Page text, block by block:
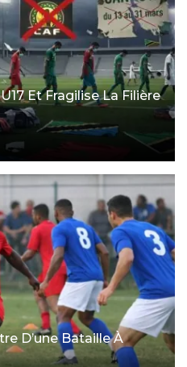
Et Fragilise La Filière
D’une Bataille À